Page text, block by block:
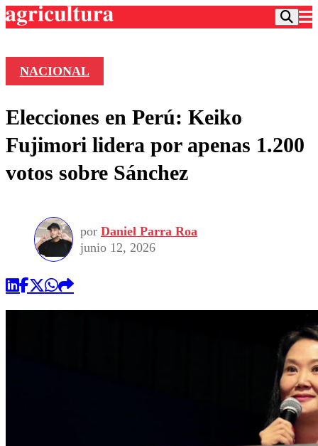
Frecuencias
Agricultura TV
Deportes
Colo Colo
Seleccion Chilena
Torneo Internacional
Universidad de Chile
Entretención
Economía
Internacional
Sustentabilidad
Publicaciones en medios
Opinión
NACIONAL
Elecciones en Perú: Keiko
Fujimori lidera por apenas 1.200
votos sobre Sánchez
por Daniel Parra Roa
junio 12, 2026